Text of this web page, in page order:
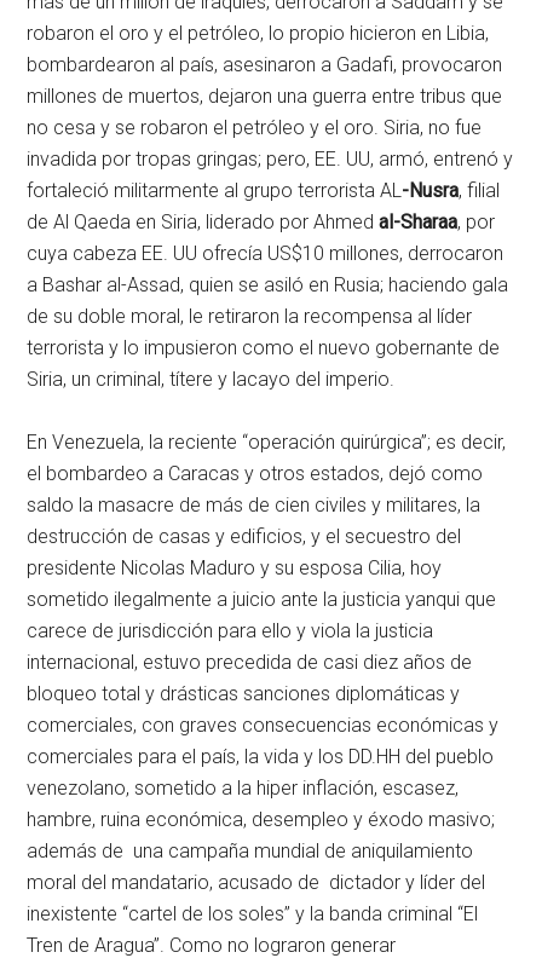
robaron el oro y el petróleo, lo propio hicieron en Libia,
bombardearon al país, asesinaron a Gadafi, provocaron
millones de muertos, dejaron una guerra entre tribus que
no cesa y se robaron el petróleo y el oro. Siria, no fue
invadida por tropas gringas; pero, EE. UU, armó, entrenó y
fortaleció militarmente al grupo terrorista AL -Nusra, filial
de Al Qaeda en Siria, liderado por Ahmed al-Sharaa, por
cuya cabeza EE. UU ofrecía US$10 millones, derrocaron
a Bashar al-Assad, quien se asiló en Rusia; haciendo gala
de su doble moral, le retiraron la recompensa al líder
terrorista y lo impusieron como el nuevo gobernante de
Siria, un criminal, títere y lacayo del imperio.
En Venezuela, la reciente “operación quirúrgica”; es decir,
el bombardeo a Caracas y otros estados, dejó como
saldo la masacre de más de cien civiles y militares, la
destrucción de casas y edificios, y el secuestro del
presidente Nicolas Maduro y su esposa Cilia, hoy
sometido ilegalmente a juicio ante la justicia yanqui que
carece de jurisdicción para ello y viola la justicia
internacional, estuvo precedida de casi diez años de
bloqueo total y drásticas sanciones diplomáticas y
comerciales, con graves consecuencias económicas y
comerciales para el país, la vida y los DD.HH del pueblo
venezolano, sometido a la hiper inflación, escasez,
hambre, ruina económica, desempleo y éxodo masivo;
además de una campaña mundial de aniquilamiento
moral del mandatario, acusado de dictador y líder del
inexistente “cartel de los soles” y la banda criminal “El
Tren de Aragua”. Como no lograron generar